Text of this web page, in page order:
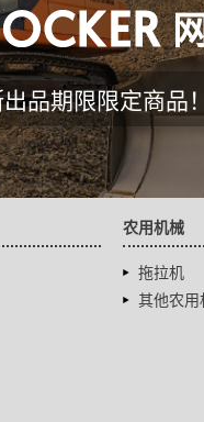
品期限限定商品！
农用机械
拖拉机
其他农用